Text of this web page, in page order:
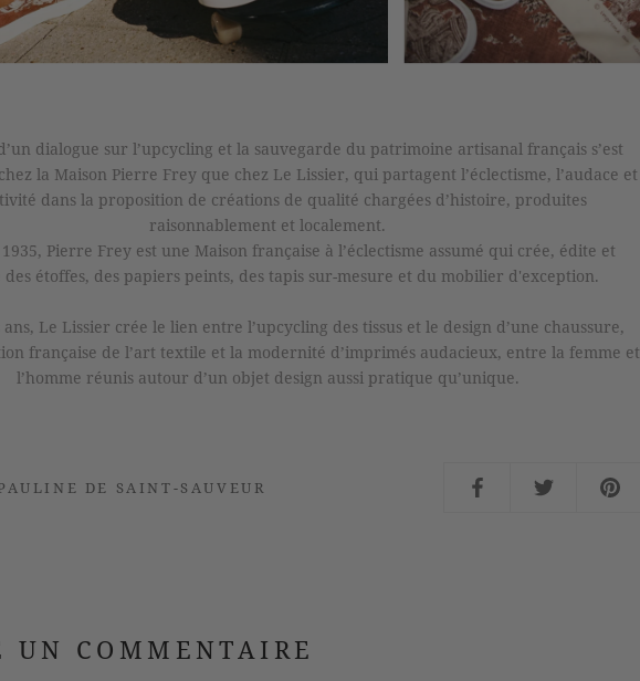
dialogue sur l’upcycling et la sauvegarde du patrimoine artisanal français s’est
la Maison Pierre Frey que chez Le Lissier, qui partagent l’éclectisme, l’audace et
dans la proposition de créations de qualité chargées d’histoire, produites
raisonnablement et localement.
Pierre Frey est une Maison française à l’éclectisme assumé qui crée, édite et
étoffes, des papiers peints, des tapis sur-mesure et du mobilier d'exception.
Le Lissier crée le lien entre l’upcycling des tissus et le design d’une chaussure,
française de l’art textile et la modernité d’imprimés audacieux, entre la femme et
l’homme réunis autour d’un objet design aussi pratique qu’unique.
DE SAINT-SAUVEUR
UN COMMENTAIRE